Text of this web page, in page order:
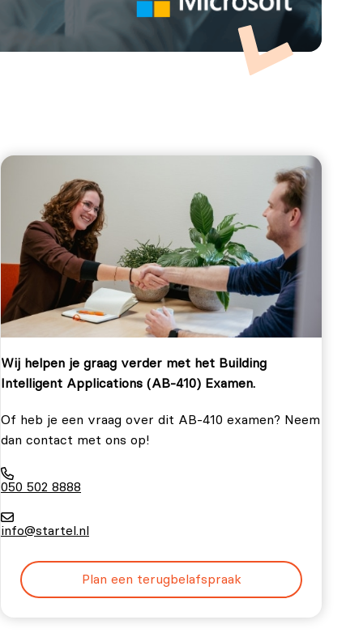
Wij helpen je graag verder met het Building
Intelligent Applications (AB-410) Examen.
Of heb je een vraag over dit AB-410 examen? Neem
dan contact met ons op!
050 502 8888
info@startel.nl
Plan een terugbelafspraak